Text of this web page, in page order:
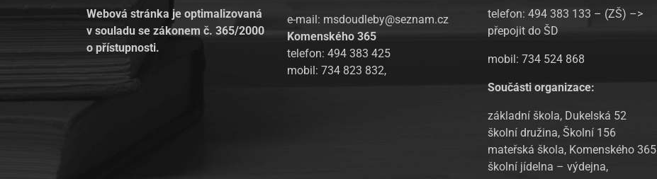
Webová stránka je optimalizovaná
v souladu se zákonem č. 365/2000
o přístupnosti.
e-mail: msdoudleby@seznam.cz
Komenského 365
telefon: 494 383 425
mobil: 734 823 832,
telefon: 494 383 133 – (ZŠ) –>
přepojit do ŠD
mobil: 734 524 868
Součásti organizace:
základní škola, Dukelská 52
školní družina, Školní 156
mateřská škola, Komenského 365
školní jídelna – výdejna,